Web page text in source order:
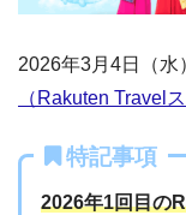
2026年3月4日（水
（Rakuten Travel
特記事項
2026年1回目の